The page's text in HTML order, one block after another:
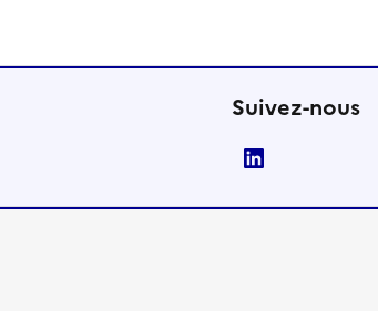
Suivez-nous